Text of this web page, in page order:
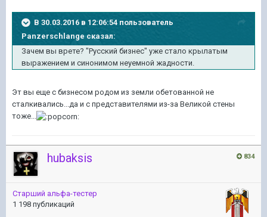
В 30.03.2016 в 12:06:54 пользователь
Panzerschlange сказал:
Зачем вы врете? "Русский бизнес" уже стало крылатым
выражением и синонимом неуемной жадности.
Эт вы еще с бизнесом родом из земли обетованной не
сталкивались...да и с представителями из-за Великой стены
тоже...
834
hubaksis
Старший альфа-тестер
1 198 публикаций